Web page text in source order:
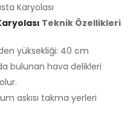
Karyolası
Teknik Özellikleri
yüksekliği: 40 cm
bulunan hava delikleri
askısı takma yerleri